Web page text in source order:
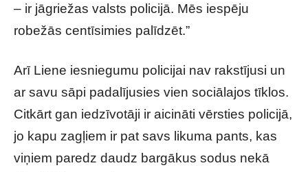
– ir jāgriežas valsts policijā. Mēs iespēju
robežās centīsimies palīdzēt.”
Arī Liene iesniegumu policijai nav rakstījusi un
ar savu sāpi padalījusies vien sociālajos tīklos.
Citkārt gan iedzīvotāji ir aicināti vērsties policijā,
jo kapu zagļiem ir pat savs likuma pants, kas
viņiem paredz daudz bargākus sodus nekā